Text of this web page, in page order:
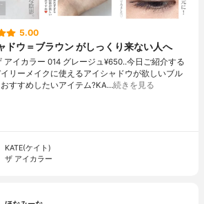
5.00
ドウ＝ブラウン がしっくり来ない人へ
アイカラー 014 グレージュ¥650..今日ご紹介する
リーメイクに使えるアイシャドウが欲しいブル
すすめしたいアイテム?KA…続きを見る
KATE(ケイト)
ザ アイカラー